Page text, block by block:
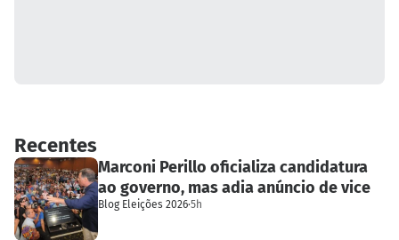
Recentes
Marconi Perillo oficializa candidatura
ao governo, mas adia anúncio de vice
Blog Eleições 2026·5h